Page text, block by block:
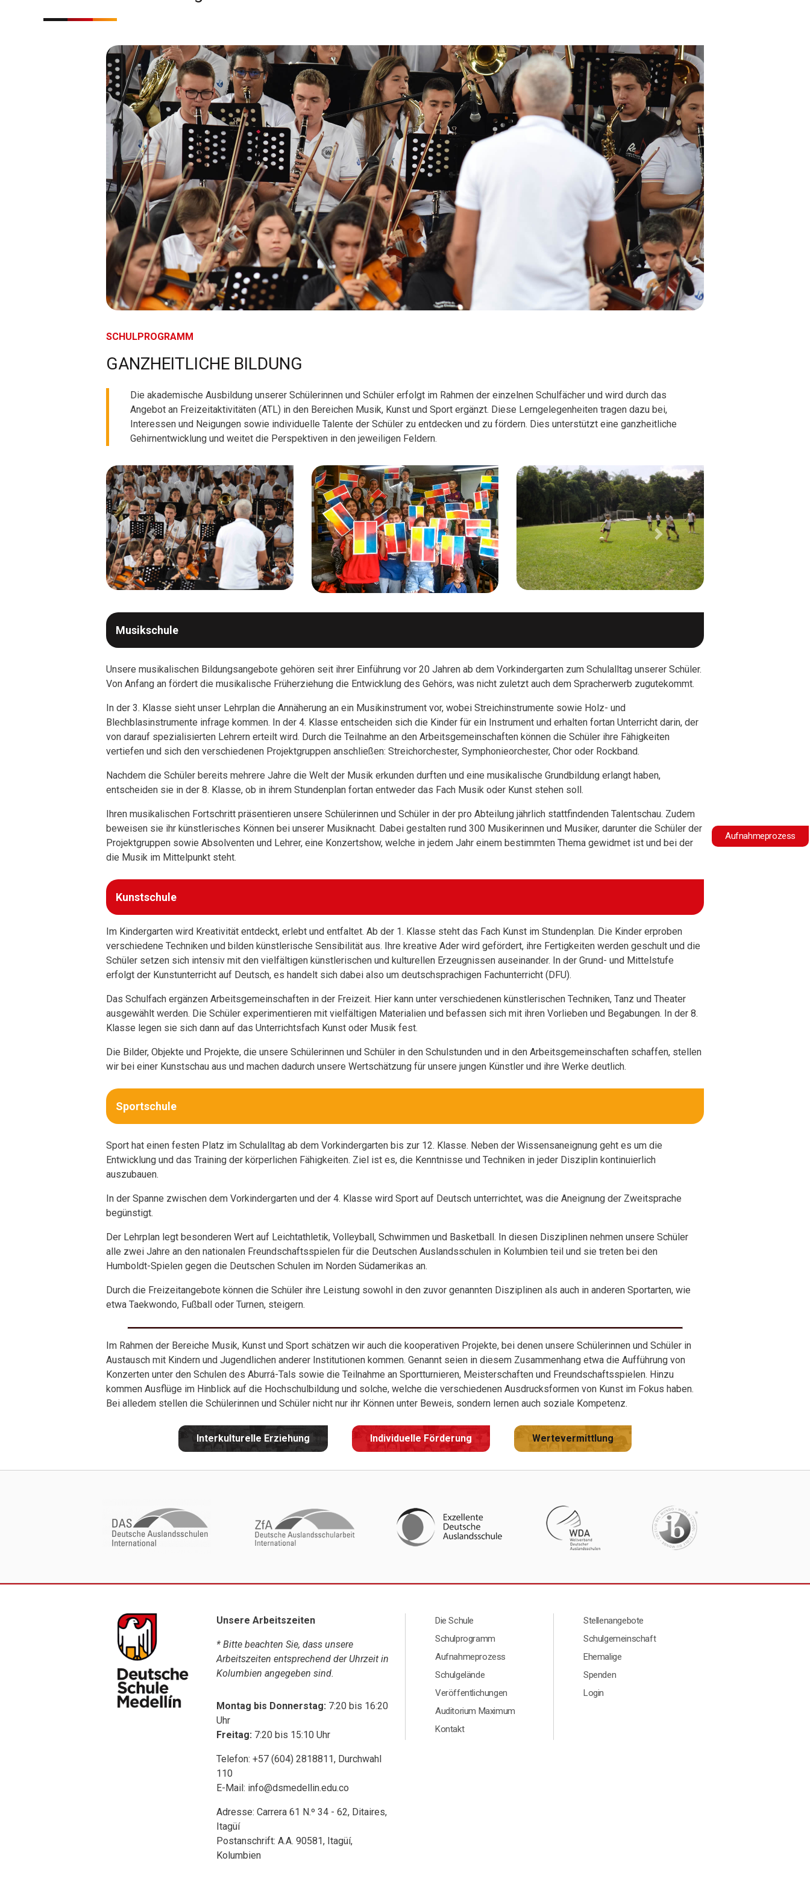
SCHULPROGRAMM
GANZHEITLICHE BILDUNG
Die akademische Ausbildung unserer Schülerinnen und Schüler erfolgt im Rahmen der einzelnen Schulfächer und wird durch das
Angebot an Freizeitaktivitäten (ATL) in den Bereichen Musik, Kunst und Sport ergänzt. Diese Lerngelegenheiten tragen dazu bei,
Interessen und Neigungen sowie individuelleTalente der Schüler zu entdecken und zu fördern. Dies unterstützt eine ganzheitliche
Gehirnentwicklung und weitet die Perspektiven in den jeweiligen Feldern.
Previous Next
Musikschule
Unsere musikalischen Bildungsangebote gehören seit ihrer Einführung vor 20 Jahren ab dem Vorkindergarten zum Schulalltag unserer Schüler.
Von Anfang an fördert die musikalische Früherziehung die Entwicklung des Gehörs, was nicht zuletzt auch dem Spracherwerb zugutekommt.
In der 3. Klasse sieht unser Lehrplan die Annäherung an ein Musikinstrument vor, wobei Streichinstrumente sowie Holz- und
Blechblasinstrumente infrage kommen. In der 4. Klasse entscheiden sich die Kinder für ein Instrument und erhalten fortan Unterricht darin, der
von darauf spezialisierten Lehrern erteilt wird. Durch die Teilnahme an den Arbeitsgemeinschaften können die Schüler ihre Fähigkeiten
vertiefen und sich den verschiedenen Projektgruppen anschließen: Streichorchester, Symphonieorchester, Chor oder Rockband.
Nachdem die Schüler bereits mehrere Jahre die Welt der Musik erkunden durften und eine musikalische Grundbildung erlangt haben,
entscheiden sie in der 8. Klasse, ob in ihrem Stundenplan fortan entweder das Fach Musik oder Kunst stehen soll.
Ihren musikalischen Fortschritt präsentieren unsere Schülerinnen und Schüler in der proAbteilung jährlich stattfindenden Talentschau. Zudem
beweisen sie ihr künstlerisches Können bei unserer Musiknacht. Dabei gestalten rund 300 Musikerinnen und Musiker, darunter die Schüler der
Projektgruppen sowie Absolventen und Lehrer, eine Konzertshow, welche in jedem Jahr einem bestimmten Thema gewidmet ist und bei der
die Musik im Mittelpunkt steht.
Kunstschule
Im Kindergarten wird Kreativität entdeckt, erlebt und entfaltet. Ab der 1. Klasse steht das Fach Kunst im Stundenplan. Die Kinder erproben
verschiedene Techniken und bilden künstlerische Sensibilität aus. Ihre kreative Ader wird gefördert, ihre Fertigkeiten werden geschult und die
Schüler setzen sich intensiv mit den vielfältigen künstlerischen und kulturellen Erzeugnissen auseinander. In der Grund- und Mittelstufe
erfolgt der Kunstunterricht auf Deutsch, es handelt sich dabei also um deutschsprachigen Fachunterricht (DFU).
Das Schulfach ergänzen Arbeitsgemeinschaften in der Freizeit. Hier kann unter verschiedenen künstlerischen Techniken, Tanz und Theater
ausgewählt werden. Die Schüler experimentieren mit vielfältigen Materialien und befassen sich mit ihren Vorlieben und Begabungen. In der 8.
Klasse legen sie sich dann auf das Unterrichtsfach Kunst oder Musik fest.
Die Bilder, Objekte und Projekte, die unsere Schülerinnen und Schüler in den Schulstunden und in den Arbeitsgemeinschaften schaffen, stellen
wir bei einer Kunstschau aus und machen dadurch unsere Wertschätzung für unsere jungen Künstler und ihre Werke deutlich.
Sportschule
Sport hat einen festen Platz im Schulalltag ab dem Vorkindergarten bis zur 12. Klasse. Neben der Wissensaneignung geht es um die
Entwicklung und das Training der körperlichen Fähigkeiten. Ziel ist es, die Kenntnisse und Techniken in jeder Disziplin kontinuierlich
auszubauen.
In der Spanne zwischen dem Vorkindergarten und der 4. Klasse wird Sport auf Deutsch unterrichtet, was die Aneignung der Zweitsprache
begünstigt.
Der Lehrplan legt besonderen Wert auf Leichtathletik, Volleyball, Schwimmen und Basketball. In diesen Disziplinen nehmen unsere Schüler
alle zwei Jahre an den nationalen Freundschaftsspielen für die Deutschen Auslandsschulen in Kolumbien teil und sie treten bei den
Humboldt-Spielen gegen die Deutschen Schulen im Norden Südamerikas an.
Durch die Freizeitangebote können die Schüler ihre Leistung sowohl in den zuvor genannten Disziplinen als auch in anderen Sportarten, wie
etwa Taekwondo, Fußball oder Turnen, steigern.
Im Rahmen der Bereiche Musik, Kunst und Sport schätzen wir auch die kooperativen Projekte, bei denen unsere Schülerinnen und Schüler in
Austausch mit Kindern und Jugendlichen anderer Institutionen kommen. Genannt seien in diesem Zusammenhang etwa die Aufführung von
Konzerten unter den Schulen des Aburrá-Tals sowie die Teilnahme an Sportturnieren, Meisterschaften und Freundschaftsspielen. Hinzu
kommen Ausflüge im Hinblick auf die Hochschulbildung und solche, welche die verschiedenen Ausdrucksformen von Kunst im Fokus haben.
Bei alledem stellen die Schülerinnen und Schüler nicht nur ihr Können unter Beweis, sondern lernen auch soziale Kompetenz.
Interkulturelle Erziehung Individuelle Förderung Wertevermittlung
Botón Admisiones
Aufnahmeprozess
Unsere Arbeitszeiten
* Bitte beachten Sie, dass unsere
Arbeitszeiten entsprechend der Uhrzeit in
Kolumbien angegeben sind.
Montag bis Donnerstag: 7:20 bis 16:20
Uhr
Freitag: 7:20 bis 15:10 Uhr
Telefon: +57 (604) 2818811, Durchwahl
110
E-Mail: info@dsmedellin.edu.co
Adresse: Carrera 61 N.º 34 - 62, Ditaires,
Itagüí
Postanschrift: A.A. 90581, Itagüí,
Kolumbien
Menú Principal Footer Aleman
Die Schule
Schulprogramm
Aufnahmeprozess
Schulgelände
Veröffentlichungen
Auditorium Maximum
Kontakt
Menú segundario Footer Aleman
Stellenangebote
Schulgemeinschaft
Ehemalige
Spenden
Login